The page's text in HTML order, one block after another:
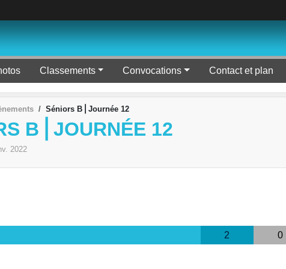
Classements Convocations Contact et plan
Séniors B⎪Journée 12
B⎪JOURNÉE 12
2022
2 0